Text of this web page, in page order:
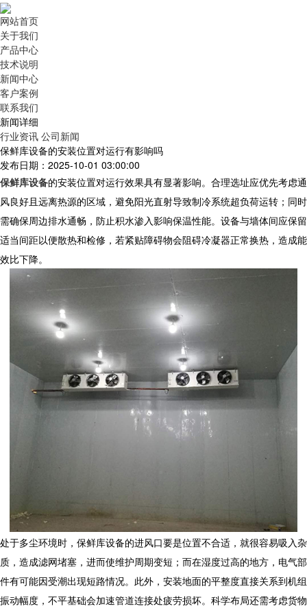
网站首页
关于我们
产品中心
技术说明
新闻中心
客户案例
联系我们
新闻详细
行业资讯 公司新闻
保鲜库设备的安装位置对运行有影响吗
发布日期：2025-10-01 03:00:00
保鲜库设备的安装位置对运行效果具有显著影响。合理选址应优先考虑通
风良好且远离热源的区域，避免阳光直射导致制冷系统超负荷运转；同时
需确保周边排水通畅，防止积水渗入影响保温性能。设备与墙体间应保留
适当间距以便散热和检修，若紧贴障碍物会阻碍冷凝器正常换热，造成能
效比下降。
处于多尘环境时，保鲜库设备的进风口要是位置不合适，就很容易吸入杂
质，造成滤网堵塞，进而使维护周期变短；而在湿度过高的地方，电气部
件有可能因受潮出现短路情况。此外，安装地面的平整度直接关系到机组
振动幅度，不平基础会加速管道连接处疲劳损坏。科学布局还需考虑货物